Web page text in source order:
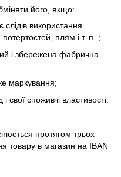
його, якщо:
використання
плям і т. п .;
і збережена фабрична
маркування;
свої споживчі властивості.
протягом трьох
товару в магазин на IBAN